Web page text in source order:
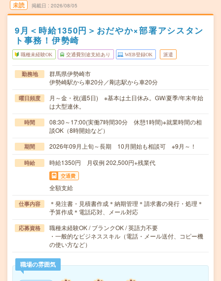
未読 掲載日 2026/08/05
9月＜時給1350円＞おだやか×部署アシスタン
ト事務！伊勢崎
職種未経験OK 交通費別途支給あり WEB登録OK 派遣
勤務地
群馬県伊勢崎市
伊勢崎駅から車20分／剛志駅から車20分
曜日頻度
月～金・祝(週5日) ※基本は土日休み。GW/夏季/年末年始
は大型連休。
時間
08:30～17:00(実働7時間30分 休憩1時間)※就業時間の相
談OK（8時開始など）
期間 2026年09月上旬～長期 10月開始も相談可 ※9月～！
時給 時給1350円 月収例 202,500円+残業代
交通費
全額支給
仕事内容
＊発注書・見積書作成＊納期管理＊請求書の発行・処理＊
予算作成＊電話応対、メール対応
応募資格
職種未経験OK / ブランクOK / 英語力不要
・一般的なビジネススキル（電話・メール送付、コピー機
の使い方など）
職場の雰囲気